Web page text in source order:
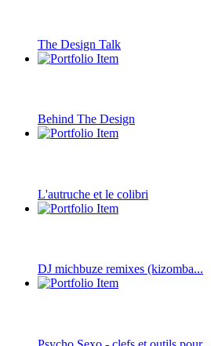
The Design Talk
Behind The Design
L'autruche et le colibri
DJ michbuze remixes (kizomba...